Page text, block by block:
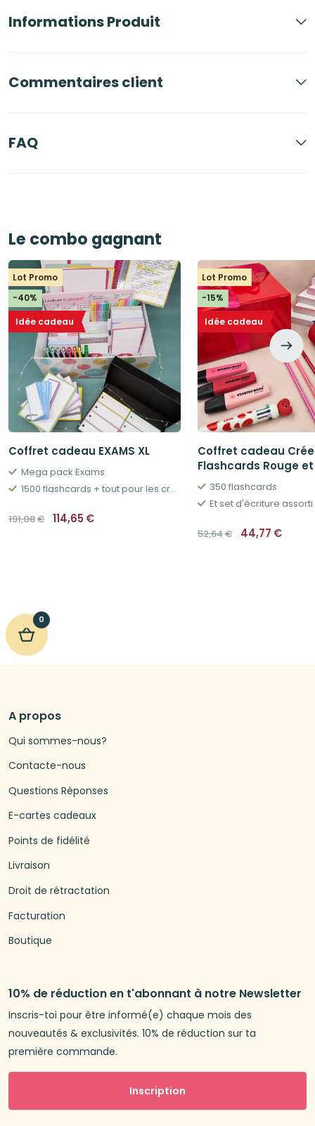
Informations Produit
Commentaires client
FAQ
Le combo gagnant
Lot Promo
-40%
Idée cadeau
Coffret cadeau EXAMS XL
Mega pack Exams
1500 flashcards + tout pour les créer, apprendre et classer
191,08€ Le
prix
114,65 €
Lot Promo
-15%
Idée cadeau
Coffret cadeau
Flashcards Rouge et
350 flashcards
Et set d'écriture assorti
52,64€ Le
prix
44,77 €
0
A propos
Qui sommes-nous?
Contacte-nous
Questions Réponses
E-cartes cadeaux
Points de fidélité
Livraison
Droit de rétractation
Facturation
Boutique
10% de réduction en t'abonnant à notre Newsletter
Inscris-toi pour être informé(e) chaque mois des
nouveautés & exclusivités. 10% de réduction sur ta
première commande.
Inscription